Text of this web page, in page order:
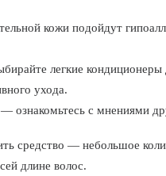
кожи подойдут
легкие кондиционеры
ухода.
— ознакомьтесь с мнениями
средство — небольшое
длине волос.